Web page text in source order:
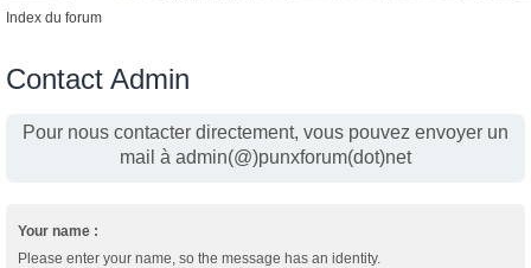
Index du forum
Contact Admin
Pour nous contacter directement, vous pouvez envoyer un
mail à admin(@)punxforum(dot)net
Your name :
Please enter your name, so the message has an identity.